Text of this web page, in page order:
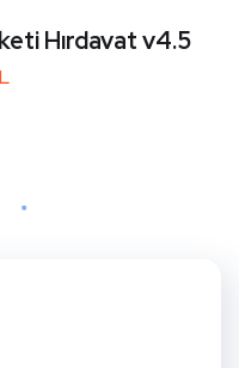
Hırdavat v4.5